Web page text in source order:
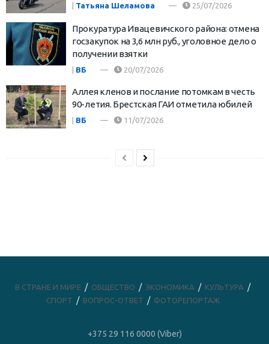
| Татьяна Шеламова 25/07/2026
Прокуратура Ивацевичского района: отмена
госзакупок на 3,6 млн руб., уголовное дело о
получении взятки
ВБ 20/07/2026
Аллея кленов и послание потомкам в честь
90-летия. Брестская ГАИ отметила юбилей
ВБ 11/07/2026
В СТРАНЕ И МИРЕ ОБЩЕСТВО ЭКОНОМИКА
КУЛЬТУРА
СПОРТ
ВОПРОС-ОТВЕТ ФОТОРЕПОРТАЖ
+375 29 116 0000 (Viber)